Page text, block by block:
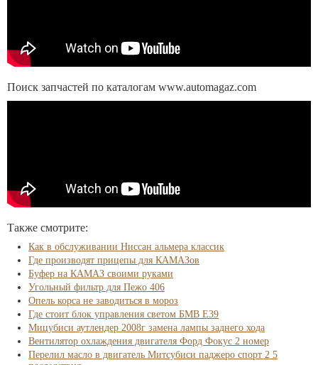
Поиск запчастей по каталогам www.automagaz.com
Также смотрите:
Как в обслуживании Ниссан альмера классик
Где производят прицепы для КАМАЗов
Буфер на КАМАЗ своими руками
Угольный фильтр для Пежо 406
Опель корса не заводиться в мороз
Где стоит блок управления светом БМВ Е39
Мицубиси аутлендер 2008г замена лампы заднего хода
Вентилятор охлаждения двигателя Форд Фокус 2 номер
Перелил масло в двигатель Митсубиси паджеро спорт 2 5